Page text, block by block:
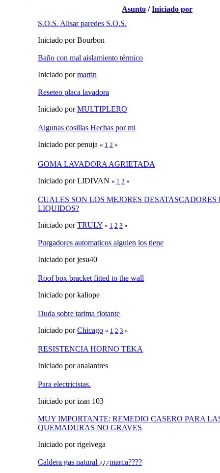
Asunto /Iniciado por
S.O.S. Alisar paredes S.O.S.
Iniciado por Bourbon
Baño con mal aislamiento térmico
Iniciado pormartin
Reseteo placa lavadora
Iniciado porMULTIPLERO
Algunas cosillas Hechas por mi
Iniciado por penuja « 1 2 »
GOMA LAVADORA AGRIETADA
Iniciado por LIDIVAN « 1 2 »
CUALES SON LOS MEJORES
LIQUIDOS?
Iniciado porTRULY « 1 2 3 »
Purgadores automaticos alguien los tiene
Iniciado por jesu40
Roof box bracket fitted to the wall
Iniciado por kaliope
Duda sobre tarima flotante
Iniciado porChicago « 1 2 3 »
RESISTENCIA HORNO TEKA
Iniciado por analantres
Para electricistas.
Iniciado por izan 103
MUY IMPORTANTE: REMEDIO CASERO PARA
QUEMADURAS NO GRAVES
Iniciado por rigelvega
Caldera gas natural ¿¿¿marca????